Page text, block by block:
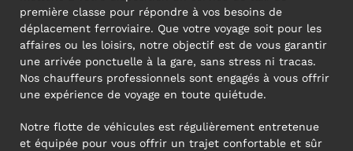
première classe pour répondre à vos besoins de
déplacement ferroviaire. Que votre voyage soit pour les
affaires ou les loisirs, notre objectif est de vous garantir
une arrivée ponctuelle à la gare, sans stress ni tracas.
Nos chauffeurs professionnels sont engagés à vous offrir
une expérience de voyage en toute quiétude.
Notre flotte de véhicules est régulièrement entretenue
et équipée pour vous offrir un trajet confortable et sûr